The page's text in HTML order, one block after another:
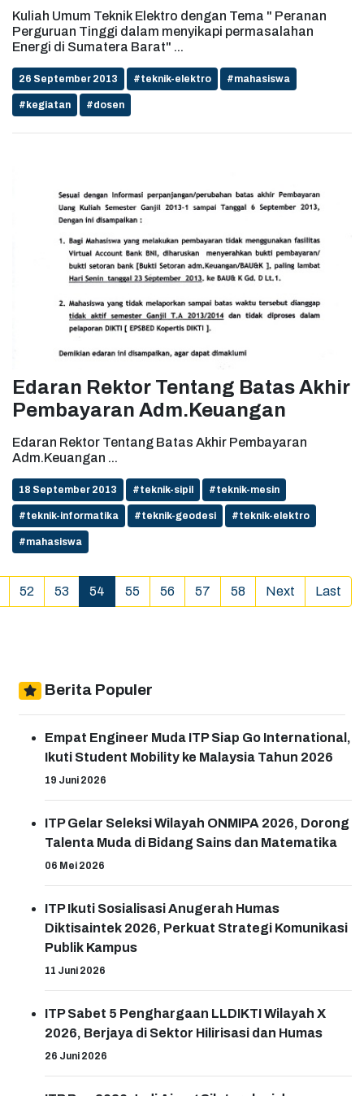
Kuliah Umum Teknik Elektro dengan Tema " Peranan
Perguruan Tinggi dalam menyikapi permasalahan
Energi di Sumatera Barat" ...
26 September 2013 #teknik-elektro #mahasiswa
#kegiatan #dosen
Edaran Rektor Tentang Batas Akhir
Pembayaran Adm.Keuangan
Edaran Rektor Tentang Batas Akhir Pembayaran
Adm.Keuangan ...
18 September 2013 #teknik-sipil #teknik-mesin
#teknik-informatika #teknik-geodesi #teknik-elektro
#mahasiswa
52 53 54 (current)
55 56 57 58 Next Last
Berita Populer
Empat Engineer Muda ITP Siap Go International,
Ikuti Student Mobility ke Malaysia Tahun 2026
19 Juni 2026
ITP Gelar Seleksi Wilayah ONMIPA 2026, Dorong
Talenta Muda di Bidang Sains dan Matematika
06 Mei 2026
ITP Ikuti Sosialisasi Anugerah Humas
Diktisaintek 2026, Perkuat Strategi Komunikasi
Publik Kampus
11 Juni 2026
ITP Sabet 5 Penghargaan LLDIKTI Wilayah X
2026, Berjaya di Sektor Hilirisasi dan Humas
26 Juni 2026